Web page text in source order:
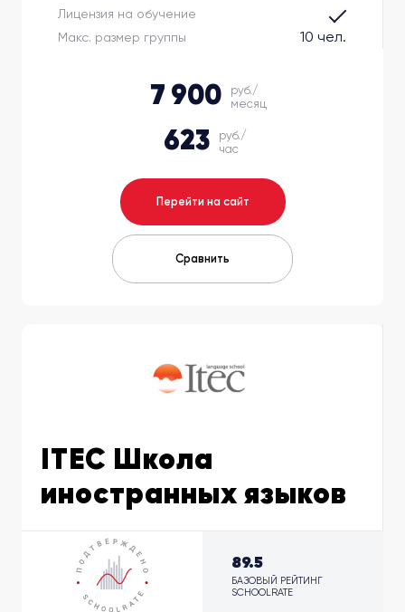
Макс. размер группы 10 чел.
Лицензия на обучение
7 900
руб./
месяц
623
руб./
час
Перейти на сайт
Сравнить
ITEC Школа
иностранных языков
89.5
БАЗОВЫЙ РЕЙТИНГ
SCHOOLRATE